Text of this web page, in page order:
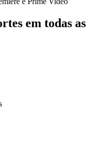
em todas as